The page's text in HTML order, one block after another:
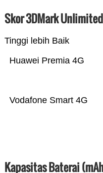
Skor 3DMark
Tinggi lebih Baik
Vodafone Smart 4G
Huawei Premia 4G
Kapasitas Baterai